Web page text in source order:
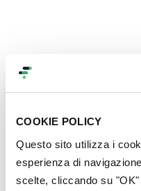
COOKIE POLICY
Questo sito utilizza i
esperienza di
scelte, cliccando su
Contenuti nella
categoria